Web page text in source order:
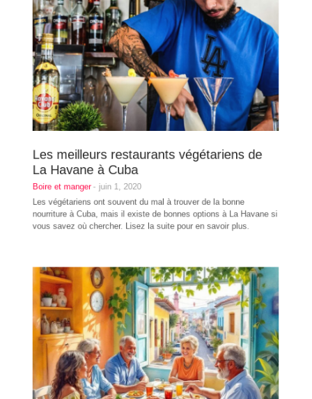
Les meilleurs restaurants végétariens de
La Havane à Cuba
Boire et manger
juin 1, 2020
Les végétariens ont souvent du mal à trouver de la bonne
nourriture à Cuba, mais il existe de bonnes options à La Havane si